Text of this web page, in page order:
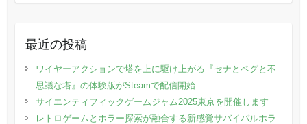
最近の投稿
ワイヤーアクションで塔を上に駆け上がる『セナとペグと不
思議な塔』の体験版がSteamで配信開始
サイエンティフィックゲームジャム2025東京を開催します
レトロゲームとホラー探索が融合する新感覚サバイバルホラ